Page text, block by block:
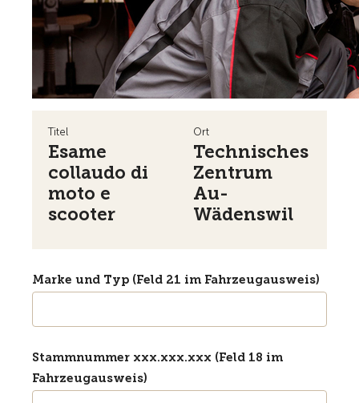
Titel Ort
Esame
collaudo di
moto e
scooter
Technisches
Zentrum
Au-
Wädenswil
Marke und Typ (Feld 21 im Fahrzeugausweis)
Stammnummer xxx.xxx.xxx (Feld 18 im
Fahrzeugausweis)